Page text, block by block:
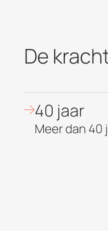
De
40 jaar
Meer dan 40